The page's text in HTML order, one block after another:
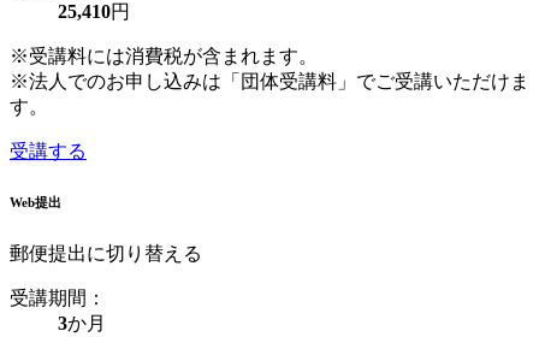
25,410円
※受講料には消費税が含まれます。
※法人でのお申し込みは「団体受講料」でご受講いただけま
す。
受講する
Web提出
郵便提出に切り替える
受講期間：
3か月